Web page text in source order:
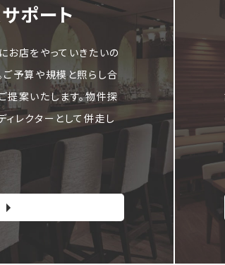
ポート
お店をやっていきたいの
ご予算や規模と照らし合
提案いたします。物件探
ィレクターとして併走し